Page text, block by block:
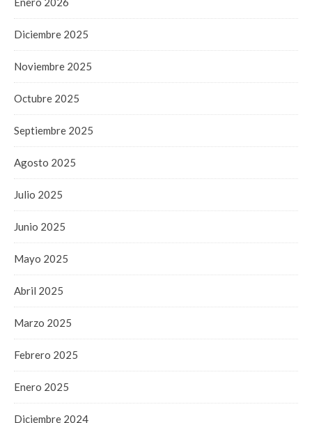
Diciembre 2025
Noviembre 2025
Octubre 2025
Septiembre 2025
Agosto 2025
Julio 2025
Junio 2025
Mayo 2025
Abril 2025
Marzo 2025
Febrero 2025
Enero 2025
Diciembre 2024